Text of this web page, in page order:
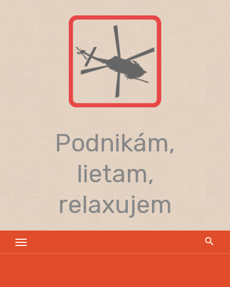
Podnikám,
lietam,
relaxujem